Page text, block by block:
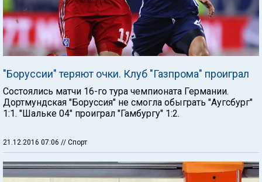
"Боруссии" теряют очки. Клуб "Газпрома" проиграл
Состоялись матчи 16-го тура чемпионата Германии.
Дортмундская "Боруссия" не смогла обыграть "Аугсбург"
1:1. "Шальке 04" проиграл "Гамбургу" 1:2.
21.12.2016 07:06 // Спорт